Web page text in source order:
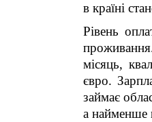
в країні
Рівень
місяць,
євро.
займає
а найменше